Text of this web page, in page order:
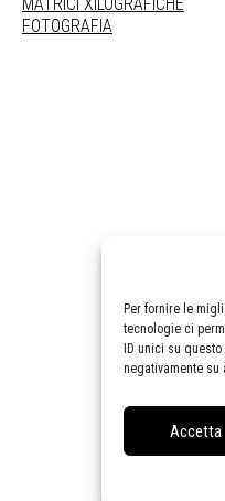
Per fornire le
tecnologie ci
ID unici su
negativamente su
Accetta
MATRICI XILOGRAFICHE
FOTOGRAFIA